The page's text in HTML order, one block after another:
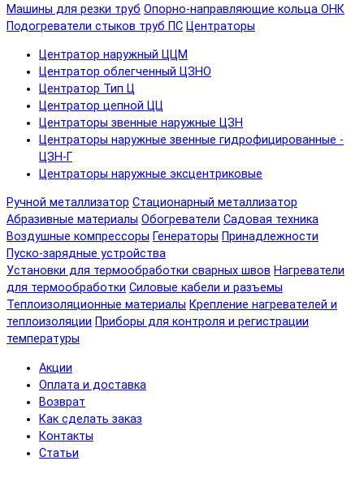
Машины для резки труб Опорно-направляющие кольца ОНК
Подогреватели стыков труб ПС Центраторы
Центратор наружный ЦЦМ
Центратор облегченный ЦЗНО
Центратор Тип Ц
Центратор цепной ЦЦ
Центраторы звенные наружные ЦЗН
Центраторы наружные звенные гидрофицированные -
ЦЗН-Г
Центраторы наружные эксцентриковые
Ручной металлизатор Стационарный металлизатор
Абразивные материалы Обогреватели Садовая техника
Воздушные компрессоры Генераторы Принадлежности
Пуско-зарядные устройства
Установки для термообработки сварных швов Нагреватели
для термообработки Силовые кабели и разъемы
Теплоизоляционные материалы Крепление нагревателей и
теплоизоляции Приборы для контроля и регистрации
температуры
Акции
Оплата и доставка
Возврат
Как сделать заказ
Контакты
Статьи